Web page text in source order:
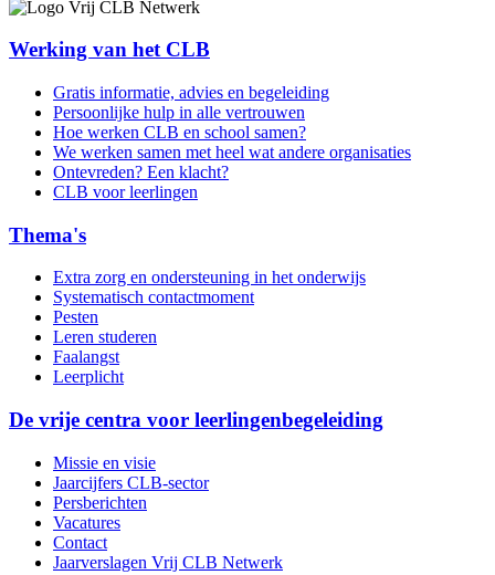
Werking van het CLB
Gratis informatie, advies en begeleiding
Persoonlijke hulp in alle vertrouwen
Hoe werken CLB en school samen?
We werken samen met heel wat andere organisaties
Ontevreden? Een klacht?
CLB voor leerlingen
Thema's
Extra zorg en ondersteuning in het onderwijs
Systematisch contactmoment
Pesten
Leren studeren
Faalangst
Leerplicht
De vrije centra voor leerlingenbegeleiding
Missie en visie
Jaarcijfers CLB-sector
Persberichten
Vacatures
Contact
Jaarverslagen Vrij CLB Netwerk